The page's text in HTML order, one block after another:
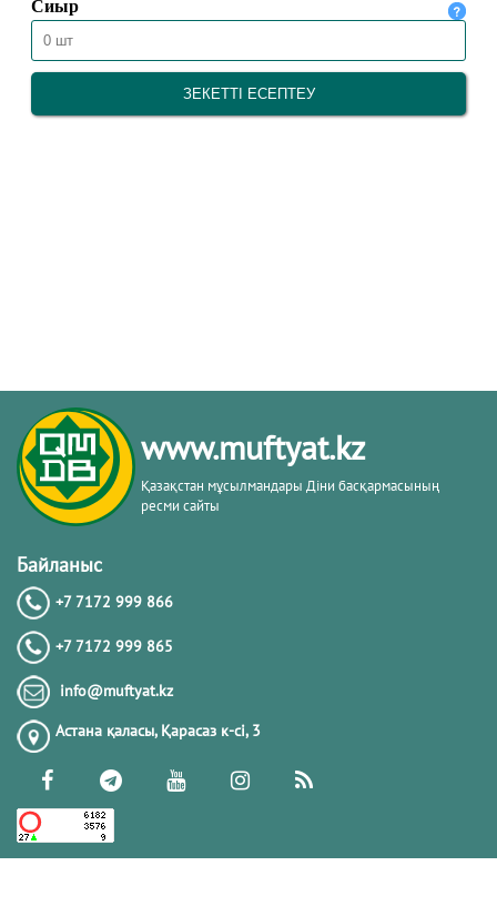
www.muftyat.kz
Қазақстан мұсылмандары Діни басқармасының
ресми сайты
Байланыс
+7 7172 999 866
+7 7172 999 865
info@muftyat.kz
Астана қаласы, Қарасаз к-сi, 3